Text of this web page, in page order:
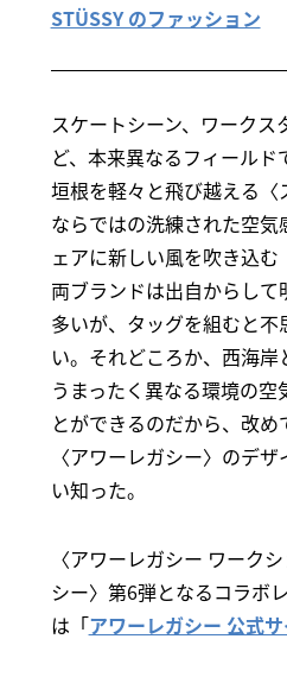
STÜSSY のファッション
スケートシーン、ワークス
ど、本来異なるフィールド
垣根を軽々と飛び越える
ならではの洗練された空
ェアに新しい風を吹き込む
両ブランドは出自からし
多いが、タッグを組むと
い。それどころか、西海
うまったく異なる環境の空
とができるのだから、改
〈アワーレガシー〉のデ
い知った。
〈アワーレガシー ワーク
シー〉第6弾となるコラボ
は「アワーレガシー 公式サ